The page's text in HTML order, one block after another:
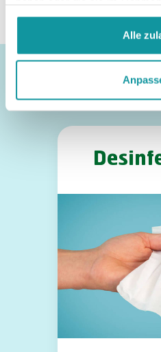
gesammelt haben.
Alle
Andere